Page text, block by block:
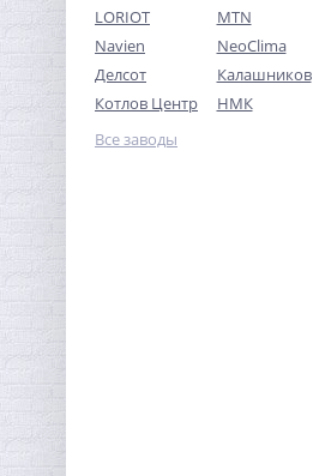
LORIOT
MTN
Navien
NeoClima
Делсот
Калашников
Котлов Центр
НМК
Все заводы